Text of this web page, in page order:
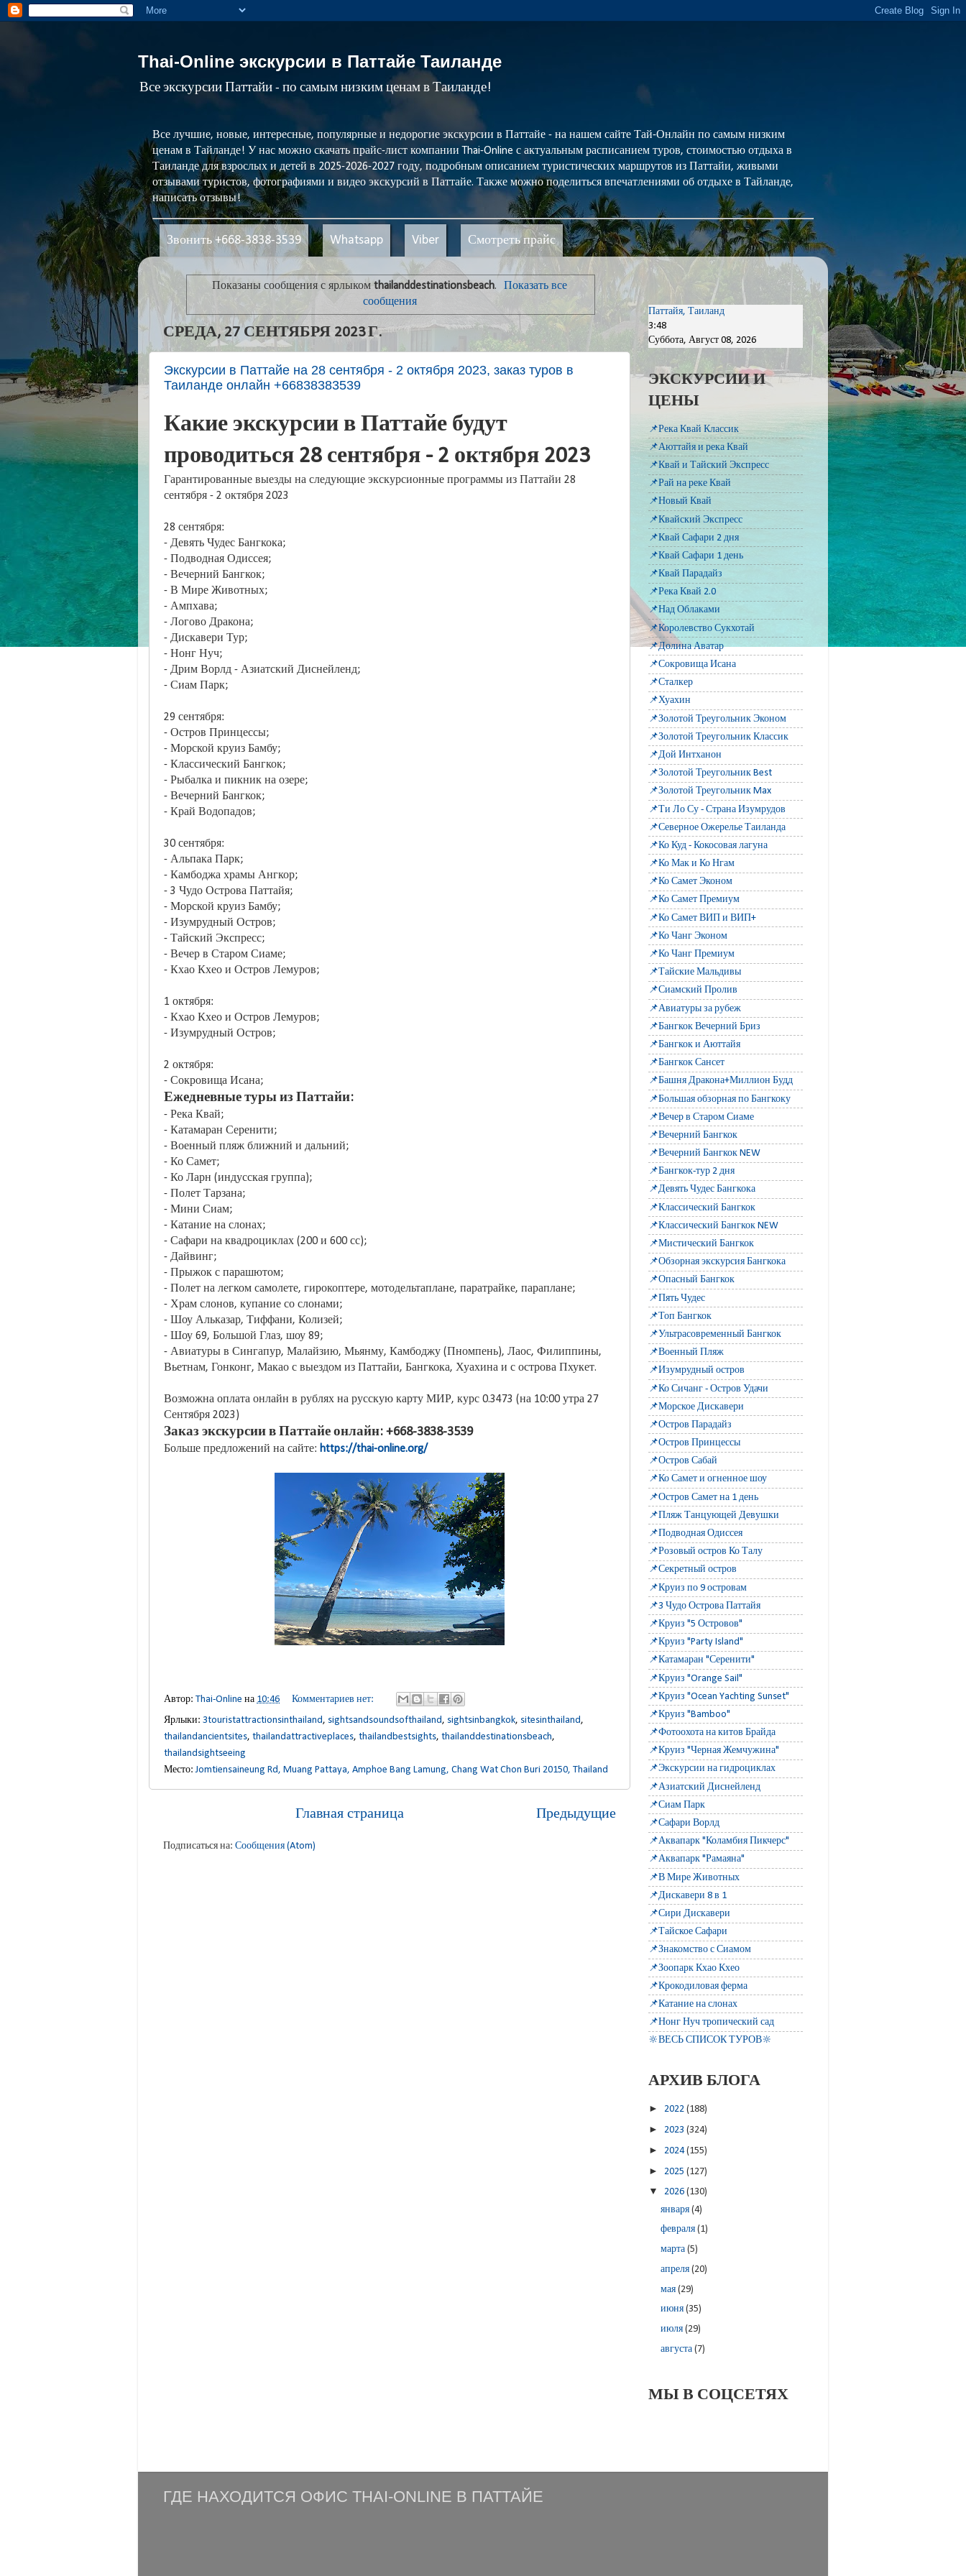
Thai-Online экскурсии в Паттайе Таиланде
Все экскурсии Паттайи - по самым низким ценам в Таиланде!
Все лучшие, новые, интересные, популярные и недорогие экскурсии в Паттайе - на нашем сайте Тай-Онлайн по самым низким
ценам в Тайланде! У нас можно скачать прайс-лист компании Thai-Online с актуальным расписанием туров, стоимостью отдыха в
Таиланде для взрослых и детей в 2025-2026-2027 году, подробным описанием туристических маршрутов из Паттайи, живыми
отзывами туристов, фотографиями и видео экскурсий в Паттайе. Также можно поделиться впечатлениями об отдыхе в Тайланде,
написать отзывы!
Звонить +668-3838-3539 Whatsapp Viber Смотреть прайс
Показаны сообщения с ярлыком thailanddestinationsbeach.
Показать все
сообщения
СРЕДА, 27 СЕНТЯБРЯ 2023 Г.
Экскурсии в Паттайе на 28 сентября - 2 октября 2023, заказ туров в
Таиланде онлайн +66838383539
Какие экскурсии в Паттайе будут
проводиться 28 сентября - 2 октября 2023
Гарантированные выезды на следующие экскурсионные программы из Паттайи 28
сентября - 2 октября 2023
28 сентября:
- Девять Чудес Бангкока;
- Подводная Одиссея;
- Вечерний Бангкок;
- В Мире Животных;
- Ампхава;
- Логово Дракона;
- Дискавери Тур;
- Нонг Нуч;
- Дрим Ворлд - Азиатский Диснейленд;
- Сиам Парк;
29 сентября:
- Остров Принцессы;
- Морской круиз Бамбу;
- Классический Бангкок;
- Рыбалка и пикник на озере;
- Вечерний Бангкок;
- Край Водопадов;
30 сентября:
- Альпака Парк;
- Камбоджа храмы Ангкор;
- 3 Чудо Острова Паттайя;
- Морской круиз Бамбу;
- Изумрудный Остров;
- Тайский Экспресс;
- Вечер в Старом Сиаме;
- Кхао Кхео и Остров Лемуров;
1 октября:
- Кхао Кхео и Остров Лемуров;
- Изумрудный Остров;
2 октября:
- Сокровища Исана;
Ежедневные туры из Паттайи:
- Река Квай;
- Катамаран Серенити;
- Военный пляж ближний и дальний;
- Ко Самет;
- Ко Ларн (индусская группа);
- Полет Тарзана;
- Мини Сиам;
- Катание на слонах;
- Сафари на квадроциклах (200 и 600 сс);
- Дайвинг;
- Прыжок с парашютом;
- Полет на легком самолете, гирокоптере, мотодельтаплане, паратрайке, параплане;
- Храм слонов, купание со слонами;
- Шоу Альказар, Тиффани, Колизей;
- Шоу 69, Большой Глаз, шоу 89;
- Авиатуры в Сингапур, Малайзию, Мьянму, Камбоджу (Пномпень), Лаос, Филиппины,
Вьетнам, Гонконг, Макао с выездом из Паттайи, Бангкока, Хуахина и с острова Пхукет.
Возможна оплата онлайн в рублях на русскую карту МИР, курс 0.3473 (на 10:00 утра 27
Сентября 2023)
Заказ экскурсии в Паттайе онлайн: +668-3838-3539
Больше предложений на сайте: https://thai-online.org/
Автор: Thai-Online на 10:46
Комментариев нет:
Ярлыки: 3touristattractionsinthailand, sightsandsoundsofthailand, sightsinbangkok, sitesinthailand,
thailandancientsites, thailandattractiveplaces, thailandbestsights, thailanddestinationsbeach,
thailandsightseeing
Место:Jomtiensaineung Rd, Muang Pattaya, Amphoe Bang Lamung, Chang Wat Chon Buri 20150, Thailand
Предыдущие
Главная страница
Подписаться на: Сообщения (Atom)
Паттайя, Таиланд
3:48
Суббота, Август 08, 2026
ЭКСКУРСИИ И
ЦЕНЫ
📌Река Квай Классик
📌Аюттайя и река Квай
📌Квай и Тайский Экспресс
📌Рай на реке Квай
📌Новый Квай
📌Квайский Экспресс
📌Квай Сафари 2 дня
📌Квай Сафари 1 день
📌Квай Парадайз
📌Река Квай 2.0
📌Над Облаками
📌Королевство Сукхотай
📌Долина Аватар
📌Сокровища Исана
📌Сталкер
📌Хуахин
📌Золотой Треугольник Эконом
📌Золотой Треугольник Классик
📌Дой Интханон
📌Золотой Треугольник Best
📌Золотой Треугольник Max
📌Ти Ло Су - Страна Изумрудов
📌Северное Ожерелье Таиланда
📌Ко Куд - Кокосовая лагуна
📌Ко Мак и Ко Нгам
📌Ко Самет Эконом
📌Ко Самет Премиум
📌Ко Самет ВИП и ВИП+
📌Ко Чанг Эконом
📌Ко Чанг Премиум
📌Тайские Мальдивы
📌Сиамский Пролив
📌Авиатуры за рубеж
📌Бангкок Вечерний Бриз
📌Бангкок и Аюттайя
📌Бангкок Сансет
📌Башня Дракона+Миллион Будд
📌Большая обзорная по Бангкоку
📌Вечер в Старом Сиаме
📌Вечерний Бангкок
📌Вечерний Бангкок NEW
📌Бангкок-тур 2 дня
📌Девять Чудес Бангкока
📌Классический Бангкок
📌Классический Бангкок NEW
📌Мистический Бангкок
📌Обзорная экскурсия Бангкока
📌Опасный Бангкок
📌Пять Чудес
📌Топ Бангкок
📌Ультрасовременный Бангкок
📌Военный Пляж
📌Изумрудный остров
📌Ко Сичанг - Остров Удачи
📌Морское Дискавери
📌Остров Парадайз
📌Остров Принцессы
📌Остров Сабай
📌Ко Самет и огненное шоу
📌Остров Самет на 1 день
📌Пляж Танцующей Девушки
📌Подводная Одиссея
📌Розовый остров Ко Талу
📌Секретный остров
📌Круиз по 9 островам
📌3 Чудо Острова Паттайя
📌Круиз "5 Островов"
📌Круиз "Party Island"
📌Катамаран "Серенити"
📌Круиз "Orange Sail"
📌Круиз "Ocean Yachting Sunset"
📌Круиз "Bamboo"
📌Фотоохота на китов Брайда
📌Круиз "Черная Жемчужина"
📌Экскурсии на гидроциклах
📌Азиатский Диснейленд
📌Сиам Парк
📌Сафари Ворлд
📌Аквапарк "Коламбия Пикчерс"
📌Аквапарк "Рамаяна"
📌В Мире Животных
📌Дискавери 8 в 1
📌Сири Дискавери
📌Тайское Сафари
📌Знакомство с Сиамом
📌Зоопарк Кхао Кхео
📌Крокодиловая ферма
📌Катание на слонах
📌Нонг Нуч тропический сад
🔆ВЕСЬ СПИСОК ТУРОВ🔆
АРХИВ БЛОГА
► 2022 (188)
► 2023 (324)
► 2024(155)
► 2025 (127)
▼ 2026 (130)
января(4)
февраля(1)
марта(5)
апреля(20)
мая(29)
июня(35)
июля(29)
августа(7)
МЫ В СОЦСЕТЯХ
ГДЕ НАХОДИТСЯ ОФИС THAI-ONLINE В ПАТТАЙЕ